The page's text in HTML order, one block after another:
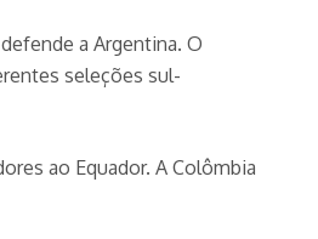
a Argentina. O
seleções sul-
ao Equador. A Colômbia